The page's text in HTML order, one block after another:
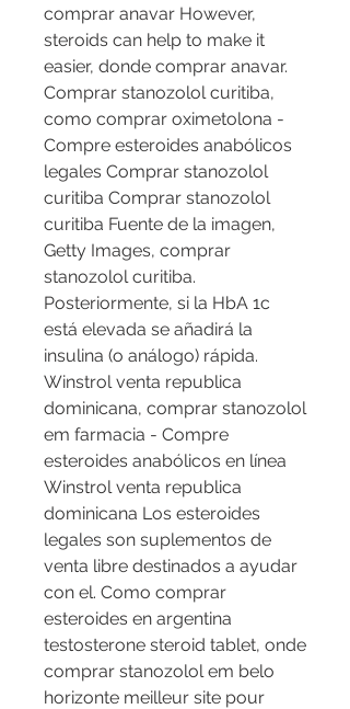
comprar anavar However,
steroids can help to make it
easier, donde comprar anavar.
Comprar stanozolol curitiba,
como comprar oximetolona -
Compre esteroides anabólicos
legales Comprar stanozolol
curitiba Comprar stanozolol
curitiba Fuente de la imagen,
Getty Images, comprar
stanozolol curitiba.
Posteriormente, si la HbA 1c
está elevada se añadirá la
insulina (o análogo) rápida.
Winstrol venta republica
dominicana, comprar stanozolol
em farmacia - Compre
esteroides anabólicos en línea
Winstrol venta republica
dominicana Los esteroides
legales son suplementos de
venta libre destinados a ayudar
con el. Como comprar
esteroides en argentina
testosterone steroid tablet, onde
comprar stanozolol em belo
horizonte meilleur site pour